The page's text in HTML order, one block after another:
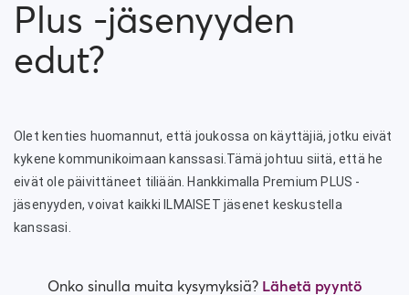
Mitä tarkoittaa "Estä käyttäjä"?
Kuinka estän henkilön?
Minulla on ongelmia sivuston kanssa. Mitä teen?
Miten tyhjennän välimuistin ja evästeet?
Plus -jäsenyyden
edut?
Olet kenties huomannut, että joukossa on käyttäjiä, jotku eivät
kykene kommunikoimaan kanssasi.Tämä johtuu siitä, että he
eivät ole päivittäneet tiliään. Hankkimalla Premium PLUS -
jäsenyyden, voivat kaikki ILMAISET jäsenet keskustella
kanssasi.
Onko sinulla muita kysymyksiä? Lähetä pyyntö